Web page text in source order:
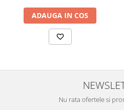
ADAUGA IN COS
Nu rata ofertele si